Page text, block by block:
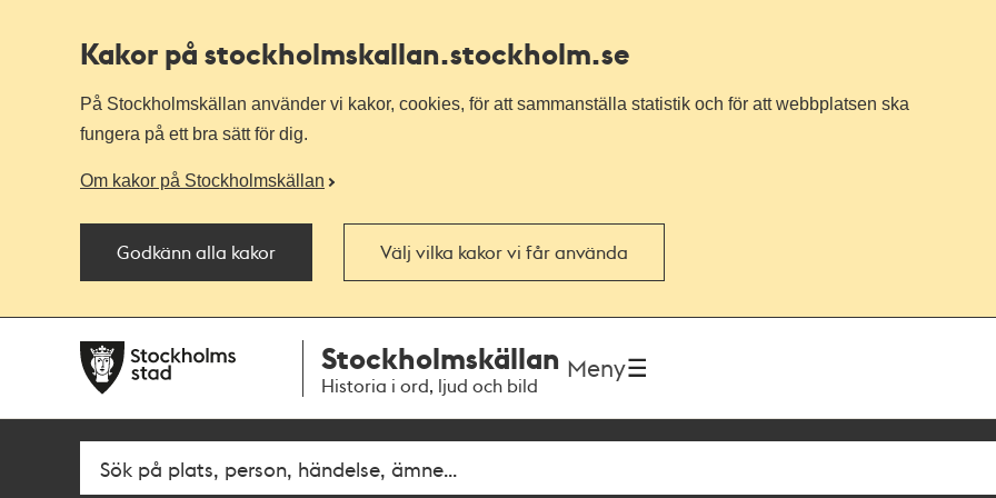
Kakor på stockholmskallan.stockholm.se
På Stockholmskällan använder vi kakor, cookies, för att sammanställa statistik och för att webbplatsen ska
fungera på ett bra sätt för dig.
Om kakor på Stockholmskällan
Godkänn alla kakor Välj vilka kakor vi får använda
navigationen
huvudinnehållet
Stockholmskällan
Historia i ord, ljud och bild
Meny
SökFritextsök